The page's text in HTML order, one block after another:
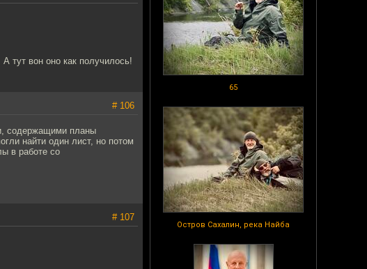
65
Остров Сахалин, река Найба
тут вон оно как получилось!
# 106
содержащими планы
найти один лист, но потом
в работе со
# 107